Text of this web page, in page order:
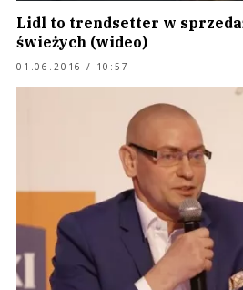
Lidl to trendsetter w
świeżych (wideo)
01.06.2016 / 10:57